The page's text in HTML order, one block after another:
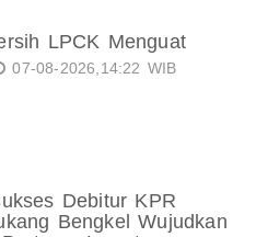
LPCK Menguat
07-08-2026,14:22 WIB
Debitur KPR
Bengkel Wujudkan